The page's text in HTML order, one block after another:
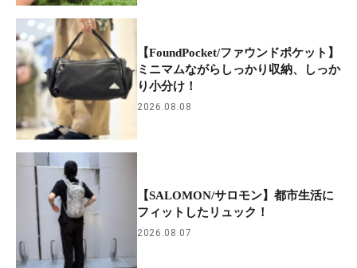
【FoundPocket/ファウンドポケット】
ミニマムながらしっかり収納、しっか
り小分け！
2026.08.08
【SALOMON/サロモン】都市生活に
フィットしたリュック！
2026.08.07